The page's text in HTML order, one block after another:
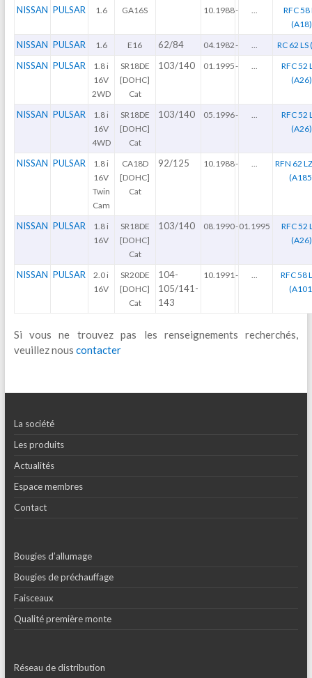
NISSAN PULSAR 1.6 GA16S 10.1988-
RFC 58
(A18)
NISSAN PULSAR 1.6 E16 62/84 04.1982- RC 62 LS
NISSAN PULSAR
1.8 i
16V
2WD
SR18DE
[DOHC]
Cat
103/140 01.1995-
RFC 52
(A26)
NISSAN PULSAR
1.8 i
16V
4WD
SR18DE
[DOHC]
Cat
103/140 05.1996-
RFC 52
(A26)
NISSAN PULSAR
1.8 i
16V
Twin
Cam
CA18D
[DOHC]
Cat
92/125 10.1988-
RFN 62
NISSAN PULSAR
1.8 i
16V
SR18DE
[DOHC]
Cat
103/140 08.1990-01.1995
RFC 52
(A26)
NISSAN PULSAR
2.0 i
16V
SR20DE
[DOHC]
Cat
104-
105/141-
143
10.1991 -
RFC 58
Si vous ne trouvez pas les renseignements recherchés,
veuillez nous contacter
La société
Les produits
Actualités
Espace membres
Contact
Bougies d’allumage
Bougies de préchauffage
Faisceaux
Qualité première monte
Réseau de distribution